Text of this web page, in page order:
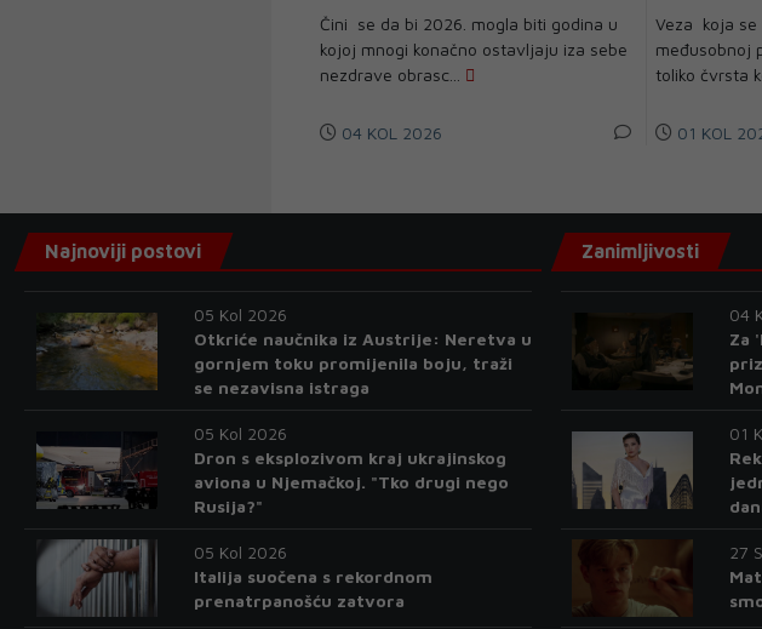
Čini se da bi 2026. mogla biti godina u
kojoj mnogi konačno ostavljaju iza sebe
nezdrave obrasc...
04 KOL 2026
Veza koja
međusobnoj
toliko čvrsta
01 KOL
Najnoviji postovi
05 Kol 2026
Otkriće naučnika iz Austrije: Neretva u
gornjem toku promijenila boju, traži
se nezavisna istraga
05 Kol 2026
Dron s eksplozivom kraj ukrajinskog
aviona u Njemačkoj. "Tko drugi nego
Rusija?"
05 Kol 2026
Italija suočena s rekordnom
prenatrpanošću zatvora
Zanimljivosti
04
Za
01
27